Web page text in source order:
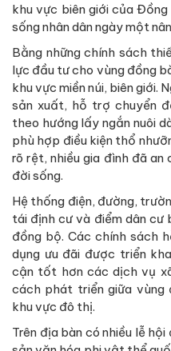
khu vực biên giới của
sống nhân dân ngày một
Bằng những chính sách
lực đầu tư cho vùng đồng
khu vực miền núi, biên
sản xuất, hỗ trợ chuyển
theo hướng lấy ngắn nuôi
phù hợp điều kiện thổ
rõ rệt, nhiều gia đình đã
đời sống.
Hệ thống điện, đường,
tái định cư và điểm dân cư
đồng bộ. Các chính sách
dụng ưu đãi được triển
cận tốt hơn các dịch vụ
cách phát triển giữa
khu vực đô thị.
Trên địa bàn có nhiều lễ